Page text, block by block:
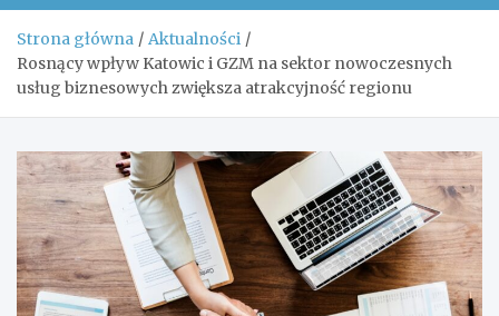
Strona główna
Aktualności
Rosnący wpływ Katowic i GZM na sektor nowoczesnych
usług biznesowych zwiększa atrakcyjność regionu